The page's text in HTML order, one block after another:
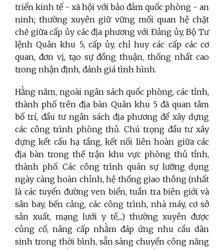
triển kinh tế - xã hội với bảo đảm quốc phòng - an
ninh; thường xuyên giữ vững mối quan hệ chặt
chẽ giữa cấp ủy các địa phương với Đảng ủy, Bộ Tư
lệnh Quân khu 5, cấp ủy, chỉ huy các cấp các cơ
quan, đơn vị, tạo sự đồng thuận, thống nhất cao
trong nhận định, đánh giá tình hình.
Hằng năm, ngoài ngân sách quốc phòng, các tỉnh,
thành phố trên địa bàn Quân khu 5 đã quan tâm
bố trí, đầu tư ngân sách địa phương để xây dựng
các công trình phòng thủ. Chú trọng đầu tư xây
dựng kết cấu hạ tầng, kết nối liên hoàn giữa các
địa bàn trong thế trận khu vực phòng thủ tỉnh,
thành phố. Các công trình quân sự lưỡng dụng
ngày càng hoàn chỉnh, hệ thống giao thông (nhất
là các tuyến đường ven biển, tuần tra biên giới và
sân bay, bến cảng, các công trình, nhà máy, cơ sở
sản xuất, mạng lưới y tế,...) thường xuyên được
củng cố, nâng cấp nhằm đáp ứng nhu cầu dân
sinh trong thời bình, sẵn sàng chuyển công năng